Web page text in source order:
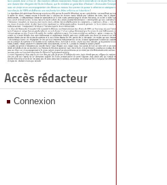
Accès rédacteur
Connexion